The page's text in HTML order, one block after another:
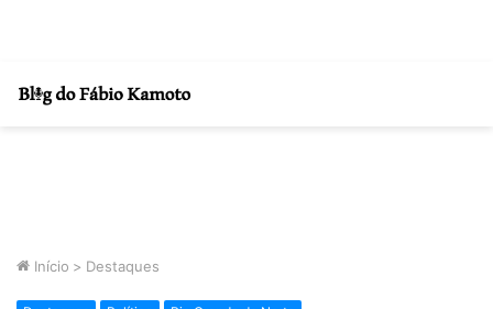
Início > Destaques